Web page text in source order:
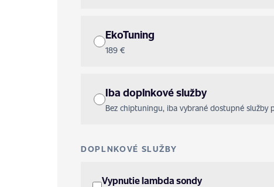
EkoTuning
189 €
Iba doplnkové služby
Bez chiptuningu, iba vybrané dostupné služby
DOPLNKOVÉ SLUŽBY
Vypnutie lambda sondy